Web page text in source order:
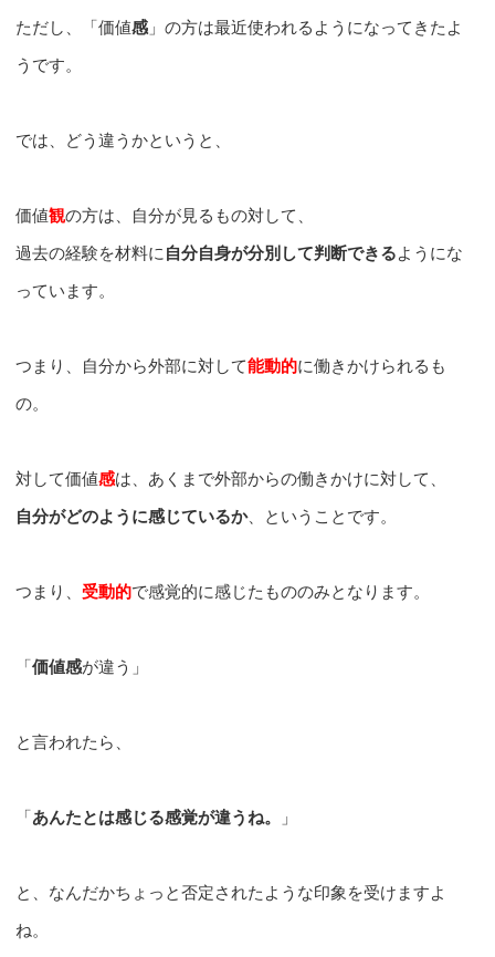
ただし、「価値感 」の方は最近使われるようになってきたよ
うです。
では、どう違うかというと、
価値観の方は、自分が見るもの対して、
過去の経験を材料に 自分自身が分別して判断できるようにな
っています。
つまり、自分から外部に対して能動的に働きかけられるも
の。
対して価値感は、あくまで外部からの働きかけに対して、
自分がどのように感じているか、ということです。
つまり、 受動的で感覚的に感じたもののみとなります。
「価値感が違う」
と言われたら、
「あんたとは感じる感覚が違うね。 」
と、なんだかちょっと否定されたような印象を受けますよ
ね。